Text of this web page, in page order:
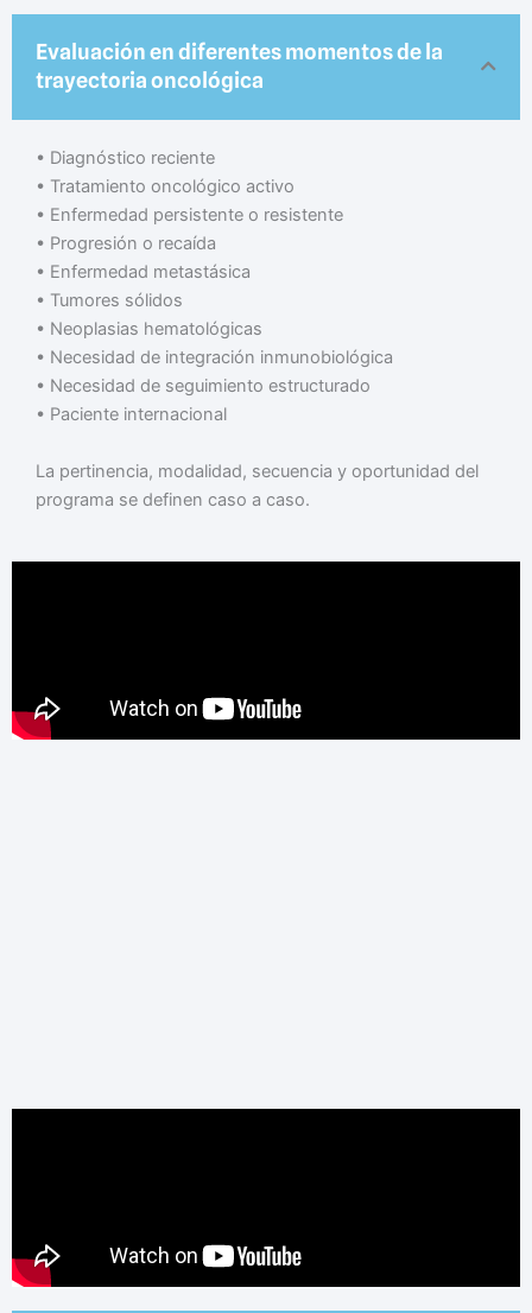
Evaluación en diferentes momentos de la
trayectoria oncológica
•⁠ ⁠Diagnóstico reciente
•⁠ ⁠Tratamiento oncológico activo
•⁠ ⁠Enfermedad persistente o resistente
•⁠ ⁠Progresión o recaída
•⁠ ⁠Enfermedad metastásica
•⁠ ⁠Tumores sólidos
•⁠ ⁠Neoplasias hematológicas
•⁠ ⁠Necesidad de integración inmunobiológica
•⁠ ⁠Necesidad de seguimiento estructurado
•⁠ ⁠Paciente internacional
La pertinencia, modalidad, secuencia y oportunidad del
programa se definen caso a caso.